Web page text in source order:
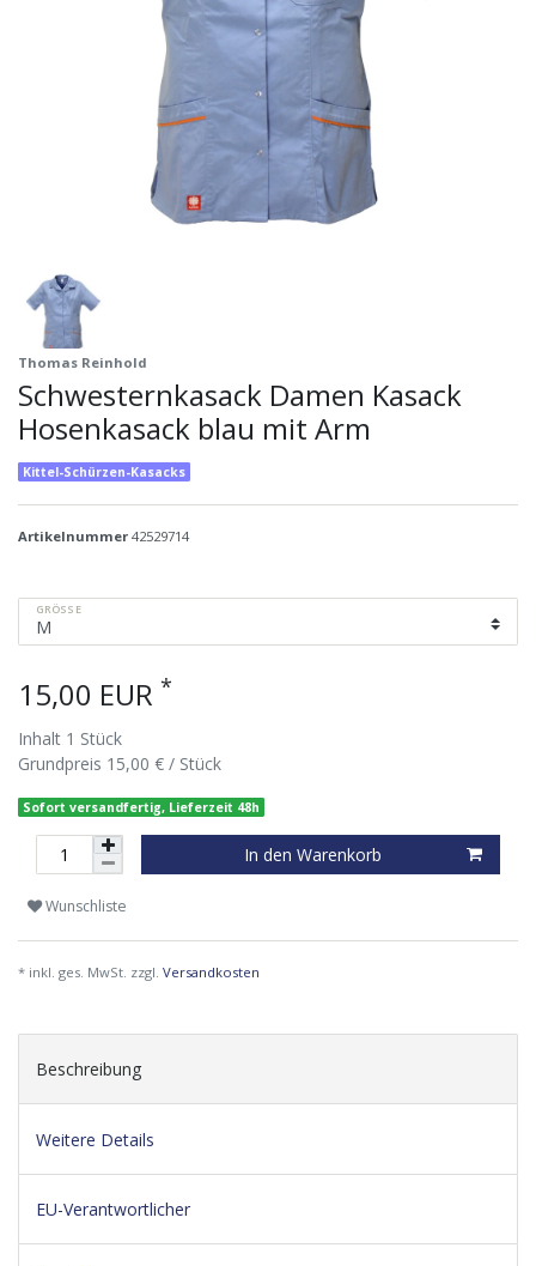
Thomas Reinhold
Schwesternkasack Damen Kasack
Hosenkasack blau mit Arm
Kittel-Schürzen-Kasacks
Artikelnummer 42529714
GRÖSSE
15,00 EUR *
Inhalt 1 Stück
Grundpreis 15,00 € / Stück
Sofort versandfertig, Lieferzeit 48h
In den Warenkorb
Wunschliste
* inkl. ges. MwSt. zzgl. Versandkosten
Beschreibung
Weitere Details
EU-Verantwortlicher